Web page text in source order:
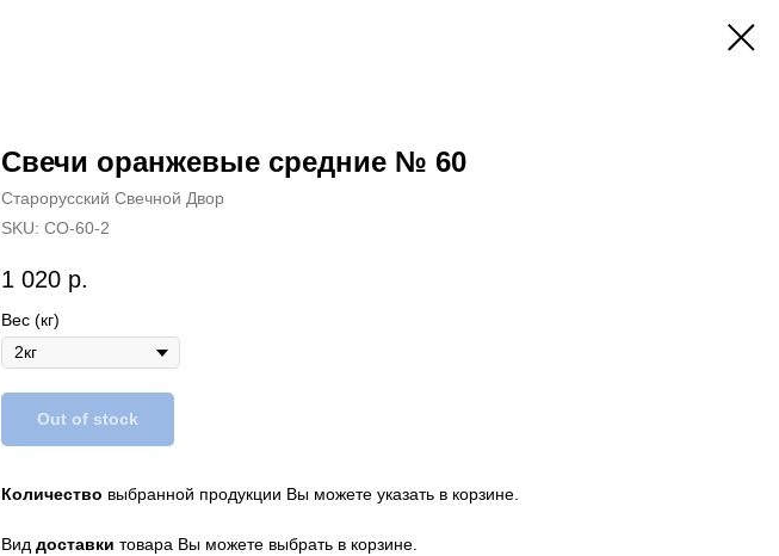
Свечи оранжевые средние № 60
Старорусский Свечной Двор
SKU: СО-60-2
1 020 р.
Вес (кг)
Out of stock
Количество выбранной продукции Вы можете указать в корзине.
Вид доставки товара Вы можете выбрать в корзине.